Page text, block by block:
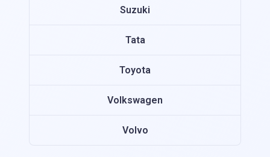
Suzuki
Tata
Toyota
Volkswagen
Volvo